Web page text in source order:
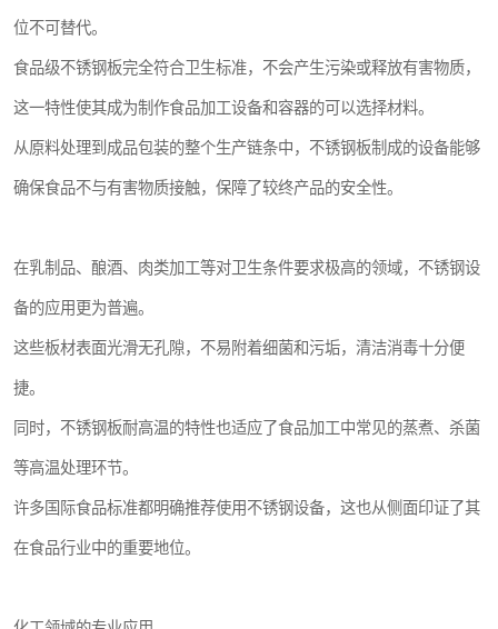
位不可替代。
食品级不锈钢板完全符合卫生标准，不会产生污染或释放有害物质，
这一特性使其成为制作食品加工设备和容器的可以选择材料。
从原料处理到成品包装的整个生产链条中，不锈钢板制成的设备能够
确保食品不与有害物质接触，保障了较终产品的安全性。
在乳制品、酿酒、肉类加工等对卫生条件要求极高的领域，不锈钢设
备的应用更为普遍。
这些板材表面光滑无孔隙，不易附着细菌和污垢，清洁消毒十分便
捷。
同时，不锈钢板耐高温的特性也适应了食品加工中常见的蒸煮、杀菌
等高温处理环节。
许多国际食品标准都明确推荐使用不锈钢设备，这也从侧面印证了其
在食品行业中的重要地位。